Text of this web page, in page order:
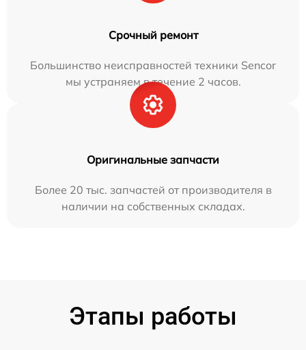
Срочный ремонт
Большинство неисправностей техники Sencor
мы устраняем в течение 2 часов.
Оригинальные запчасти
Более 20 тыс. запчастей от производителя в
наличии на собственных складах.
Этапы работы